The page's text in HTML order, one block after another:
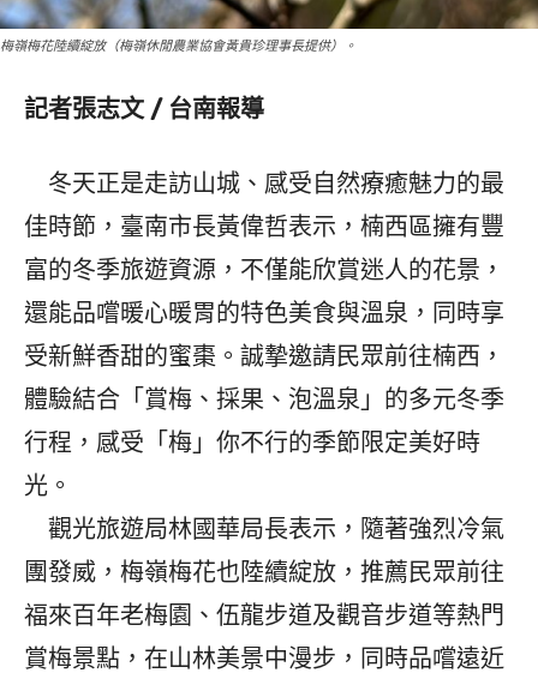
梅嶺梅花陸續綻放（梅嶺休閒農業協會黃貴珍理事長提供）。
記者張志文 / 台南報導
冬天正是走訪山城、感受自然療癒魅力的最
佳時節，臺南市長黃偉哲表示，楠西區擁有豐
富的冬季旅遊資源，不僅能欣賞迷人的花景，
還能品嚐暖心暖胃的特色美食與溫泉，同時享
受新鮮香甜的蜜棗。誠摯邀請民眾前往楠西，
體驗結合「賞梅、採果、泡溫泉」的多元冬季
行程，感受「梅」你不行的季節限定美好時
光。
觀光旅遊局林國華局長表示，隨著強烈冷氣
團發威，梅嶺梅花也陸續綻放，推薦民眾前往
福來百年老梅園、伍龍步道及觀音步道等熱門
賞梅景點，在山林美景中漫步，同時品嚐遠近